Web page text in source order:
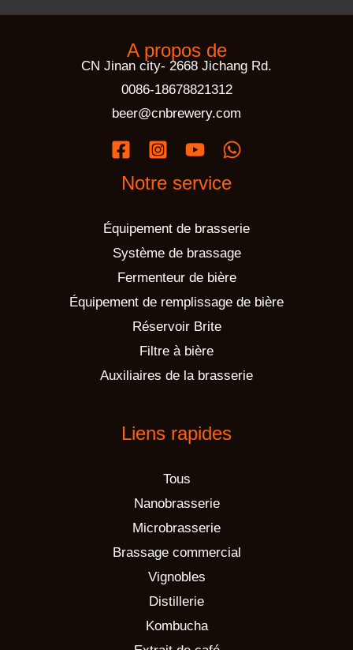
A propos de
CN Jinan city- 2668 Jichang Rd.
0086-18678821312
beer@cnbrewery.com
Notre service
Équipement de brasserie
Système de brassage
Fermenteur de bière
Équipement de remplissage de bière
Réservoir Brite
Filtre à bière
Auxiliaires de la brasserie
Liens rapides
Tous
Nanobrasserie
Microbrasserie
Brassage commercial
Vignobles
Distillerie
Kombucha